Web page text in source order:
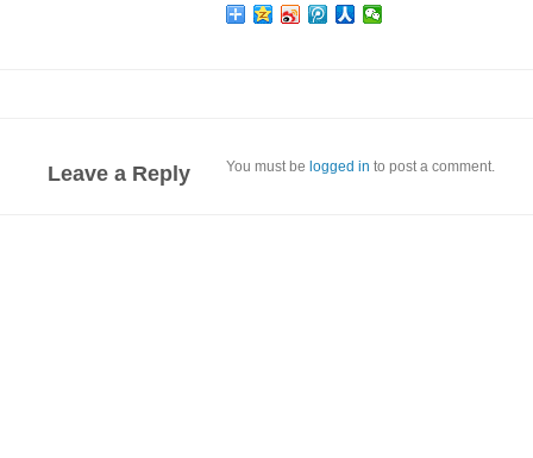
Leave a Reply You must be logged in to post a comment.